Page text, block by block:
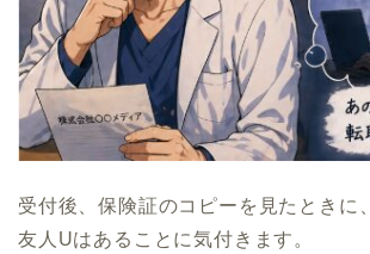
受付後、保険証のコピーを見たときに、
友人Uはあることに気付きます。